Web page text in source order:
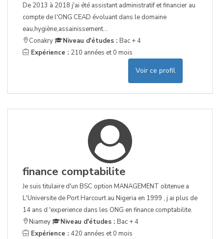
De 2013 à 2018 j'ai été assistant administratif et financier au
compte de l'ONG CEAD évoluant dans le domaine
eau,hygiène,assainissement...
Conakry
Niveau d'études : Bac + 4
Expérience : 210 années et 0 mois
Voir ce profil
finance comptabilite
Je suis titulaire d'un BSC option MANAGEMENT obtenue a
L'Universite de Port Harcourt au Nigeria en 1999 , j ai plus de
14 ans d 'experience dans les ONG en finance comptabilite.
Niamey
Niveau d'études : Bac + 4
Expérience : 420 années et 0 mois